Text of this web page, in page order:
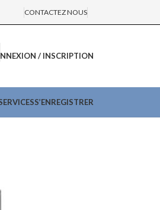
CONTACTEZ NOUS
/ INSCRIPTION
S’ENREGISTRER